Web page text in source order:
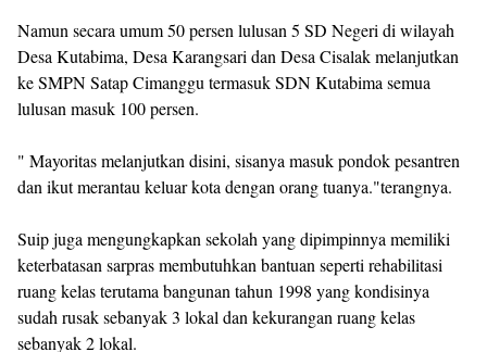
Namun secara umum 50 persen lulusan 5 SD Negeri di wilayah
Desa Kutabima, Desa Karangsari dan Desa Cisalak melanjutkan
ke SMPN Satap Cimanggu termasuk SDN Kutabima semua
lulusan masuk 100 persen.
" Mayoritas melanjutkan disini, sisanya masuk pondok pesantren
dan ikut merantau keluar kota dengan orang tuanya."terangnya.
Suip juga mengungkapkan sekolah yang dipimpinnya memiliki
keterbatasan sarpras membutuhkan bantuan seperti rehabilitasi
ruang kelas terutama bangunan tahun 1998 yang kondisinya
sudah rusak sebanyak 3 lokal dan kekurangan ruang kelas
sebanyak 2 lokal.